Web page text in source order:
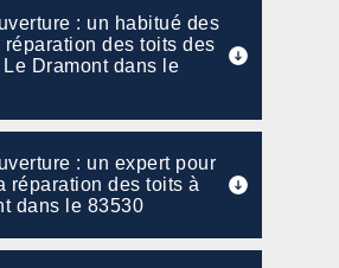
: un habitué des
réparation des toits des
Dramont dans le
: un expert pour
réparation des toits à
dans le 83530